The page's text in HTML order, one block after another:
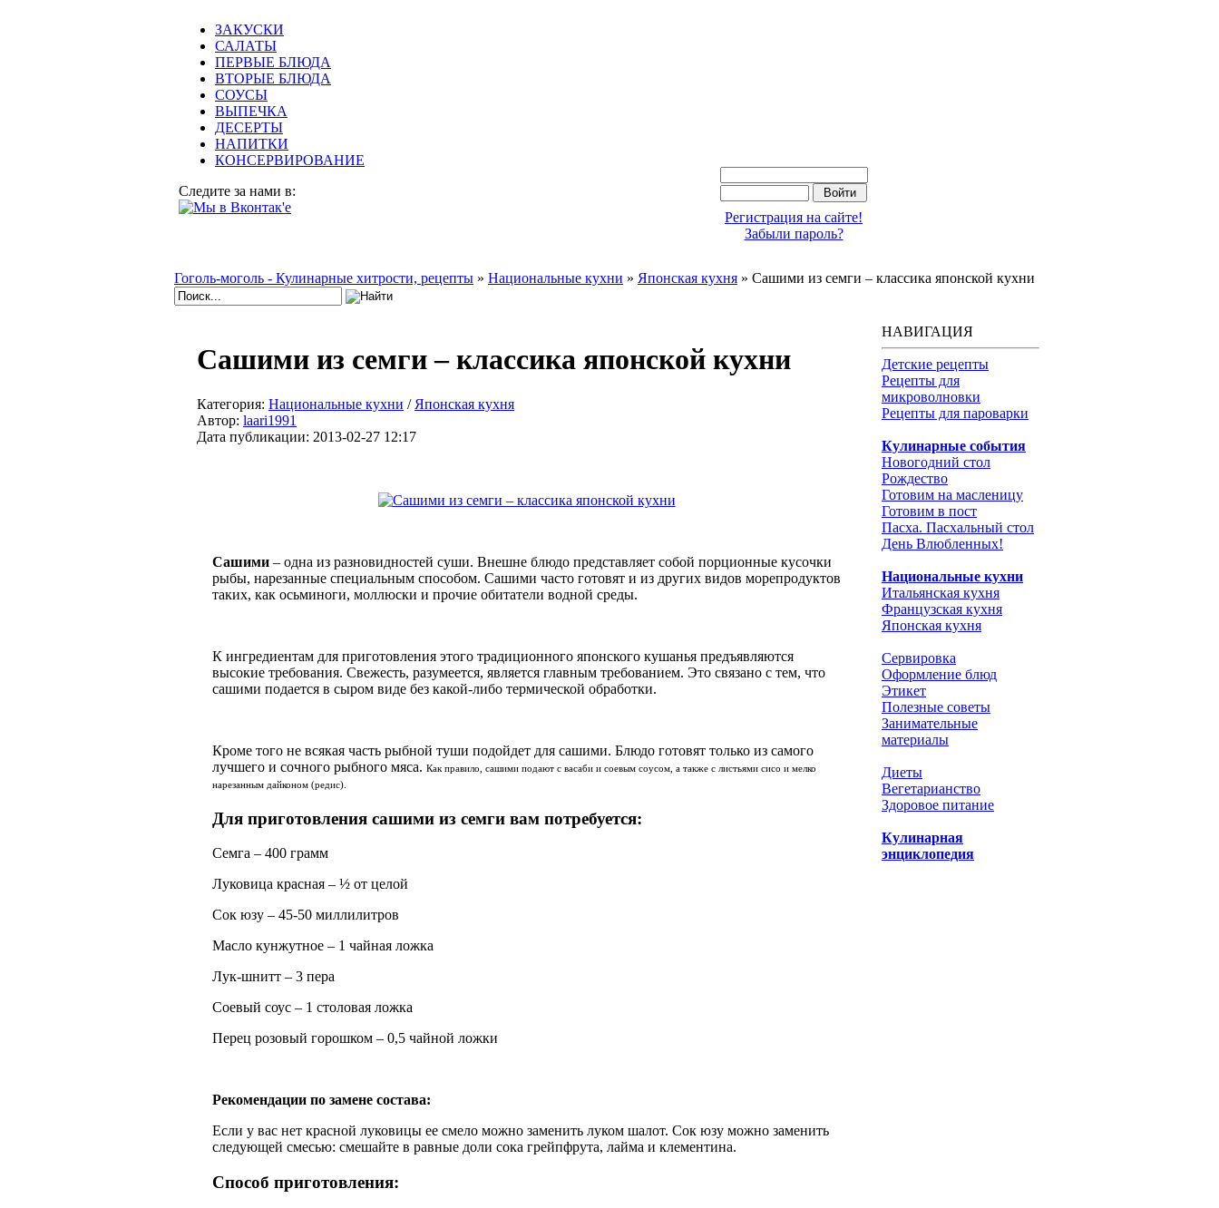
ЗАКУСКИ
САЛАТЫ
ПЕРВЫЕ БЛЮДА
ВТОРЫЕ БЛЮДА
СОУСЫ
ВЫПЕЧКА
ДЕСЕРТЫ
НАПИТКИ
КОНСЕРВИРОВАНИЕ
Следите за нами в:
Регистрация на сайте!
Забыли пароль?
Гоголь-моголь - Кулинарные хитрости, рецепты » Национальные кухни » Японская кухня » Сашими из семги – классика японской кухни
Сашими из семги – классика японской кухни
Категория: Национальные кухни / Японская кухня
Автор: laari1991
Дата публикации: 2013-02-27 12:17
Сашими – одна из разновидностей суши. Внешне блюдо представляет собой порционные кусочки
рыбы, нарезанные специальным способом. Сашими часто готовят и из других видов морепродуктов
таких, как осьминоги, моллюски и прочие обитатели водной среды.
К ингредиентам для приготовления этого традиционного японского кушанья предъявляются
высокие требования. Свежесть, разумеется, является главным требованием. Это связано с тем, что
сашими подается в сыром виде без какой-либо термической обработки.
Кроме того не всякая часть рыбной туши подойдет для сашими. Блюдо готовят только из самого
лучшего и сочного рыбного мяса. Как правило, сашими подают с васаби и соевым соусом, а также с листьями сисо и мелко
нарезанным дайконом (редис).
Для приготовления сашими из семги вам потребуется:
Семга – 400 грамм
Луковица красная – ½ от целой
Сок юзу – 45-50 миллилитров
Масло кунжутное – 1 чайная ложка
Лук-шнитт – 3 пера
Соевый соус – 1 столовая ложка
Перец розовый горошком – 0,5 чайной ложки
Рекомендации по замене состава:
Если у вас нет красной луковицы ее смело можно заменить луком шалот. Сок юзу можно заменить
следующей смесью: смешайте в равные доли сока грейпфрута, лайма и клементина.
Способ приготовления:
НАВИГАЦИЯ
Детские рецепты
Рецепты для
микроволновки
Рецепты для пароварки
Кулинарные события
Новогодний стол
Рождество
Готовим на масленицу
Готовим в пост
Пасха. Пасхальный стол
День Влюбленных!
Национальные кухни
Итальянская кухня
Французская кухня
Японская кухня
Сервировка
Оформление блюд
Этикет
Полезные советы
Занимательные
материалы
Диеты
Вегетарианство
Здоровое питание
Кулинарная
энциклопедия